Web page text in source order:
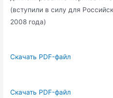
(вступили в силу для
2008 года)
Скачать PDF-файл
Скачать PDF-файл